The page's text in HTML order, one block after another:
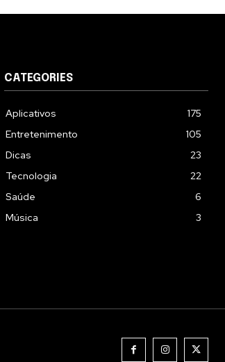
CATEGORIES
Aplicativos
175
Entretenimento
105
Dicas
23
Tecnologia
22
Saúde
6
Música
3